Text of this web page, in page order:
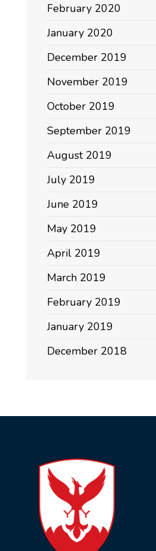
February 2020
January 2020
December 2019
November 2019
October 2019
September 2019
August 2019
July 2019
June 2019
May 2019
April 2019
March 2019
February 2019
January 2019
December 2018